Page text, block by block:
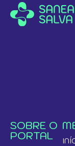
SOBRE O
PORTAL